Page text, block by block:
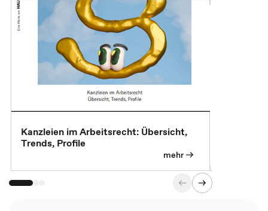
Kanzleien im Arbeitsrecht: Übersicht,
Trends, Profile
mehr